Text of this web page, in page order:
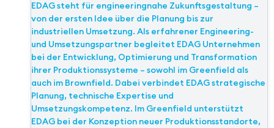
EDAG steht für engineeringnahe Zukunftsgestaltung –
von der ersten Idee über die Planung bis zur
industriellen Umsetzung. Als erfahrener Engineering-
und Umsetzungspartner begleitet EDAG Unternehmen
bei der Entwicklung, Optimierung und Transformation
ihrer Produktionssysteme – sowohl im Greenfield als
auch im Brownfield. Dabei verbindet EDAG strategische
Planung, technische Expertise und
Umsetzungskompetenz. Im Greenfield unterstützt
EDAG bei der Konzeption neuer Produktionsstandorte,